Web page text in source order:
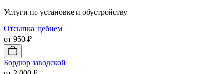
Услуги по установке и обустройству
Отсыпка щебнем
от 950 ₽
Бордюр заводской